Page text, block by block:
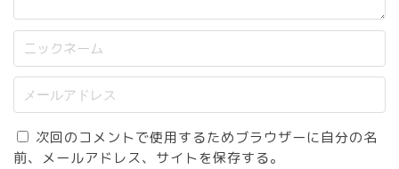
次回のコメントで使用するためブラウザーに自分の名
前、メールアドレス、サイトを保存する。